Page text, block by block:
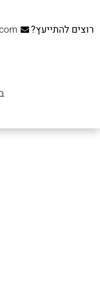
רוצים להתייעץ?